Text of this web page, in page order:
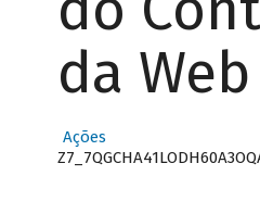
da Web
Ações